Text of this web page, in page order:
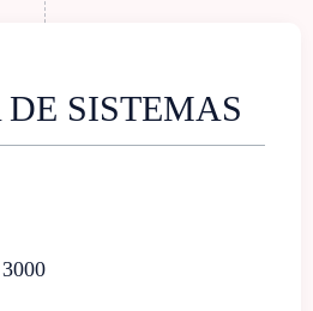
SISTEMAS